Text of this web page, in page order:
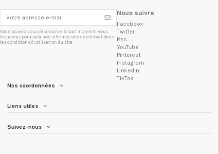
Vous pouvez vous désinscrire à tout moment. Vous
trouverez pour cela nos informations de contact dans
les conditions d'utilisation du site.
Nous suivre
Facebook
Twitter
Rss
YouTube
Pinterest
Instagram
LinkedIn
TikTok
Nos coordonnées
Liens utiles
Suivez-nous